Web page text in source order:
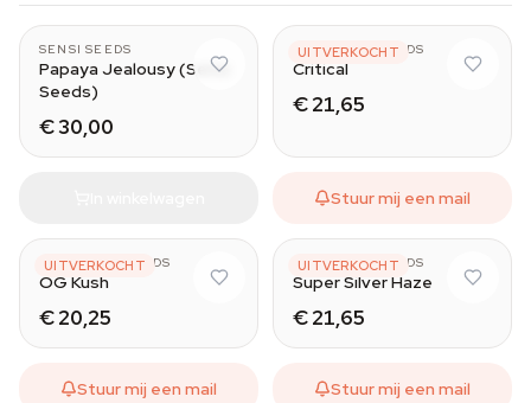
SENSI SEEDS
Papaya Jealousy (Sensi
Seeds)
€ 30,00
UITVERKOCHT
SENSATION SEEDS
Critical
€ 21,65
Stuur mij een mail
UITVERKOCHT
SENSATION SEEDS
OG Kush
€ 20,25
Stuur mij een mail
UITVERKOCHT
SENSATION SEEDS
Super Silver Haze
€ 21,65
Stuur mij een mail